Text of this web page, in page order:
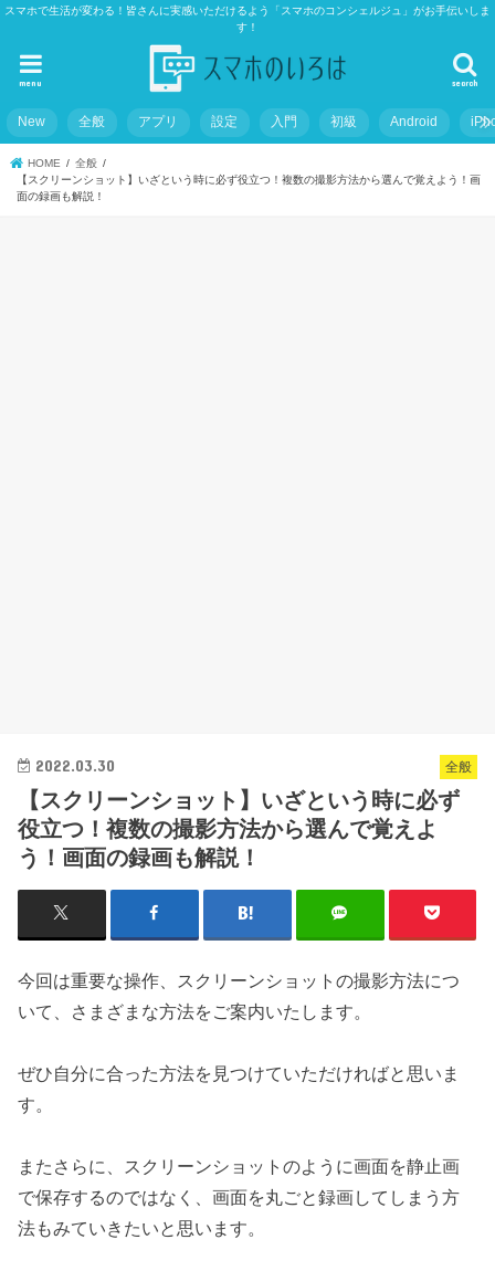
スマホで生活が変わる！皆さんに実感いただけるよう「スマホのコンシェルジュ」がお手伝いしま
す！
search
menu
New 全般 アプリ 設定 入門 初級 Android
HOME
全般
【スクリーンショット】いざという時に必ず役立つ！複数の撮影方法から選んで覚えよう！画
面の録画も解説！
全般
2022.03.30
【スクリーンショット】いざという時に必ず
役立つ！複数の撮影方法から選んで覚えよ
う！画面の録画も解説！
今回は重要な操作、スクリーンショットの撮影方法につ
いて、さまざまな方法をご案内いたします。
ぜひ自分に合った方法を見つけていただければと思いま
す。
またさらに、スクリーンショットのように画面を静止画
で保存するのではなく、画面を丸ごと録画してしまう方
法もみていきたいと思います。